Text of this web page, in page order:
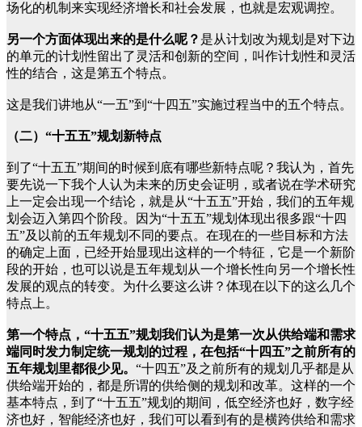
场化的机制来实现经济增长和社会发展，也就是宏观调控。
另一个方面体现出来的是什么呢？ 是从计划改为规划是对下边
的单元的计划性留出了灵活和创新的空间，叫作计划性和灵活
性的结合，这是第五个特点。
这是我们讲地从“一五”到“十四五”实施过程当中的五个特点。
（二）“十五五”规划新特点
到了“十五五”期间的时候到底有哪些新特点呢？我认为，首先
要先说一下我个人认为未来的历史会证明，或者说在学术研究
上一定会出现一个结论，就是从“十五五”开始，我们的五年规
划会迈入第四个阶段。因为“十五五”规划体现出很多跟“十四
五”及以前的五年规划不同的要点。在现在的一些目标和方法
的确定上面，已经开始显现出这样的一个特征，它是一个新阶
段的开始，也可以说是五年规划从一个增长性向另一个增长性
发展的观点的转变。为什么要这么讲？体现在以下的这么几个
特点上。
第一个特点，“十五五”规划我们认为是第一次从供给端和需求
端同时发力制定统一规划的过程，在包括“十四五”之前所有的
五年规划里都很少见。 “十四五”及之前所有的规划几乎都是从
供给端开始的，都是所谓的供给侧的规划和改革。这样的一个
基本特点，到了“十五五”规划的期间，低空经济也好，数字经
济也好，智能经济也好，我们可以看到有的是横跨供给和需求